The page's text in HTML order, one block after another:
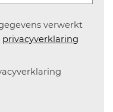
verwerkt
privacyverklaring